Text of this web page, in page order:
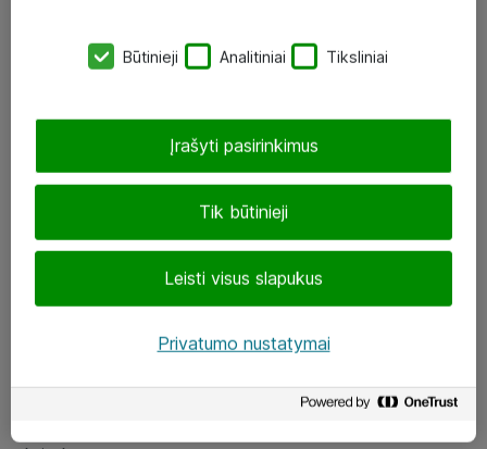
eShop@atea.lt
LinkedIn
Būtinieji Analitiniai Tiksliniai
Tik būtinieji
Leisti visus slapukus
Įrašyti pasirinkimus
Privatumo nustatymai